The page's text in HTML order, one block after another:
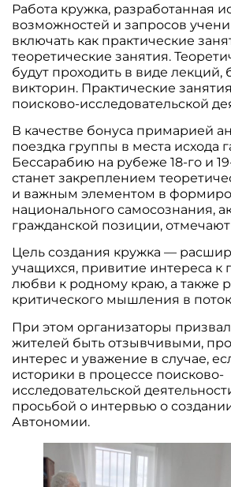
Работа кружка, разработанная
возможностей и запросов
включать как практические
теоретические занятия.
будут проходить в виде лекций,
викторин. Практические
поисково-исследовательской
В качестве бонуса примарией
поездка группы в места исхода
Бессарабию на рубеже 18-го и
станет закреплением
и важным элементом в
национального самосознания,
гражданской позиции,
Цель создания кружка —
учащихся, привитие интереса к
любви к родному краю, а также
критического мышления в
При этом организаторы
жителей быть отзывчивыми,
интерес и уважение в случае,
историки в процессе поисково-
исследовательской
просьбой о интервью о
Автономии.